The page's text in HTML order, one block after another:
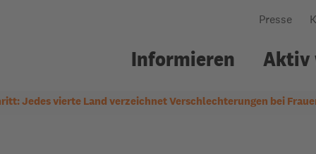
Presse
Informieren Aktiv
Jedes vierte Land verzeichnet Verschlechterungen bei